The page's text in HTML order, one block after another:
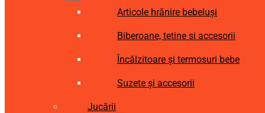
Articole hrănire bebeluși
Biberoane, tetine si accesorii
Încălzitoare și termosuri bebe
Suzete și accesorii
Jucării